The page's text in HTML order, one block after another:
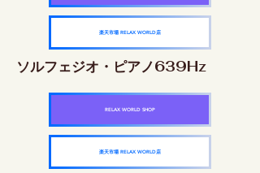
楽天市場 RELAX WORLD店
ソルフェジオ・ピアノ639Hz
RELAX WORLD SHOP
楽天市場 RELAX WORLD店